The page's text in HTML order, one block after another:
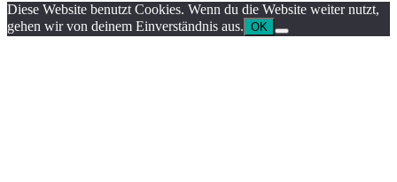
Diese Website benutzt Cookies. Wenn du die Website weiter nutzt,
gehen wir von deinem Einverständnis aus. OK